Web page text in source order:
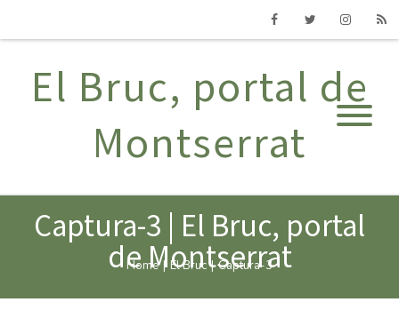
El Bruc, portal de
Montserrat
Captura-3 | El Bruc, portal
de Montserrat
Home | El Bruc | Captura-3